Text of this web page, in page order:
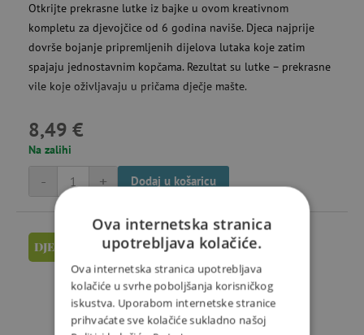
Otkrijte prekrasne lutke iz bajke u ovom kreativnom
kompletu za djevojčice od 6 godina naviše. Djeca najprije
dovrše bojanje pripremljenih dijelova lutaka koje zatim
spajaju jednostavnim kopčama. Rezultat su lutke – prekrasne
vile koje oživljavaju u pričama dječje mašte.
8,49 €
Na zalihi
+
- Dodaj u košaricu
DJECO
Ova internetska stranica
upotrebljava kolačiće.
Ova internetska stranica upotrebljava
kolačiće u svrhe poboljšanja korisničkog
iskustva. Uporabom internetske stranice
prihvaćate sve kolačiće sukladno našoj